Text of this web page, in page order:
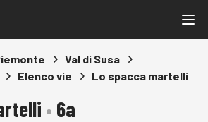
Val di Susa
Elenco vie Lo spacca martelli
• 6a